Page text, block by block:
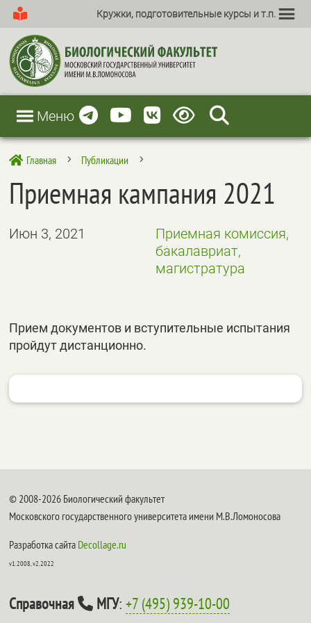
Кружки, подготовительные курсы и т.п.
Меню
 Главная 5 Публикации 5
Приемная кампания 2021
Июн 3, 2021
Приемная комиссия,
бакалавриат,
магистратура
Прием документов и вступительные испытания
пройдут дистанционно.
© 2008-2026 Биологический факультет
Московского государственного университета имени М.В.Ломоносова
Разработка сайта Decollage.ru
v1.2008, v2.2022
Справочная МГУ:+7 (495) 939-10-00